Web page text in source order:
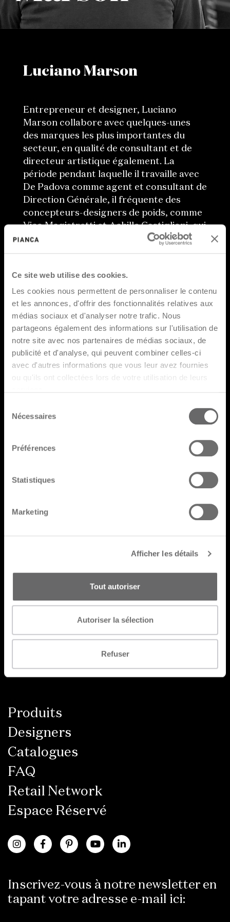
Ce site web utilise des cookies.
Les cookies nous permettent de personnaliser le contenu
et les annonces, d'offrir des fonctionnalités relatives aux
médias sociaux et d'analyser notre trafic. Nous
partageons également des informations sur l'utilisation de
notre site avec nos partenaires de médias sociaux, de
publicité et d'analyse, qui peuvent combiner celles-ci
avec d'autres informations que vous leur avez fournies
ou qu'ils ont collectées lors de votre utilisation de leurs
Nécessaires
Préférences
Statistiques
Marketing
Afficher les détails
Tout autoriser
Autoriser la sélection
Refuser
Luciano Marson
Entrepreneur et designer, Luciano
Marson collabore avec quelques-unes
des marques les plus importantes du
secteur, en qualité de consultant et de
directeur artistique également. La
période pendant laquelle il travaille avec
De Padova comme agent et consultant de
Direction Générale, il fréquente des
concepteurs-designers de poids, comme
Vico Magistretti et Achille Castiglioni, qui
lui permettent de mûrir et d’affiner son
goût esthétique. Durant sa carrière, il
premiers avec Horm, l’entreprise qu’il a
fondée en 1989 : en 1998 pour le
graphisme, en 2004 et en 2008 en tant
que CEO pour le projet Ripples et celui du
stand du Salon du Meuble de 2005. En
2020, le Compasso d’Oro lui est attribué
pour le projet d’entreprise sociale Pieces
of Venice dont il est le fondateur, le
Go back
Produits
Designers
Catalogues
FAQ
Retail Network
Espace Réservé
Inscrivez-vous à notre newsletter en
tapant votre adresse e-mail ici: